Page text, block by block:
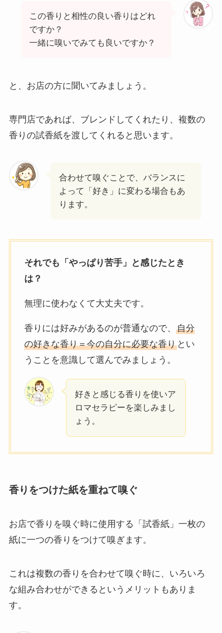
この香りと相性の良い香りはどれ
ですか？
一緒に嗅いでみても良いですか？
と、お店の方に聞いてみましょう。
専門店であれば、ブレンドしてくれたり、複数の
香りの試香紙を渡してくれると思います。
合わせて嗅ぐことで、バランスに
よって「好き」に変わる場合もあ
ります。
それでも「やっぱり苦手」と感じたとき
は？
無理に使わなくて大丈夫です。
香りには好みがあるのが普通なので、 自分
の好きな香り＝今の自分に必要な香りとい
うことを意識して選んでみましょう。
好きと感じる香りを使いア
ロマセラピーを楽しみまし
ょう。
香りをつけた紙を重ねて嗅ぐ
お店で香りを嗅ぐ時に使用する「試香紙」一枚の
紙に一つの香りをつけて嗅ぎます。
これは複数の香りを合わせて嗅ぐ時に、いろいろ
な組み合わせができるというメリットもありま
す。